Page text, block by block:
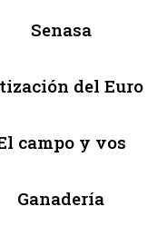
Senasa
del Euro
campo y vos
Ganadería